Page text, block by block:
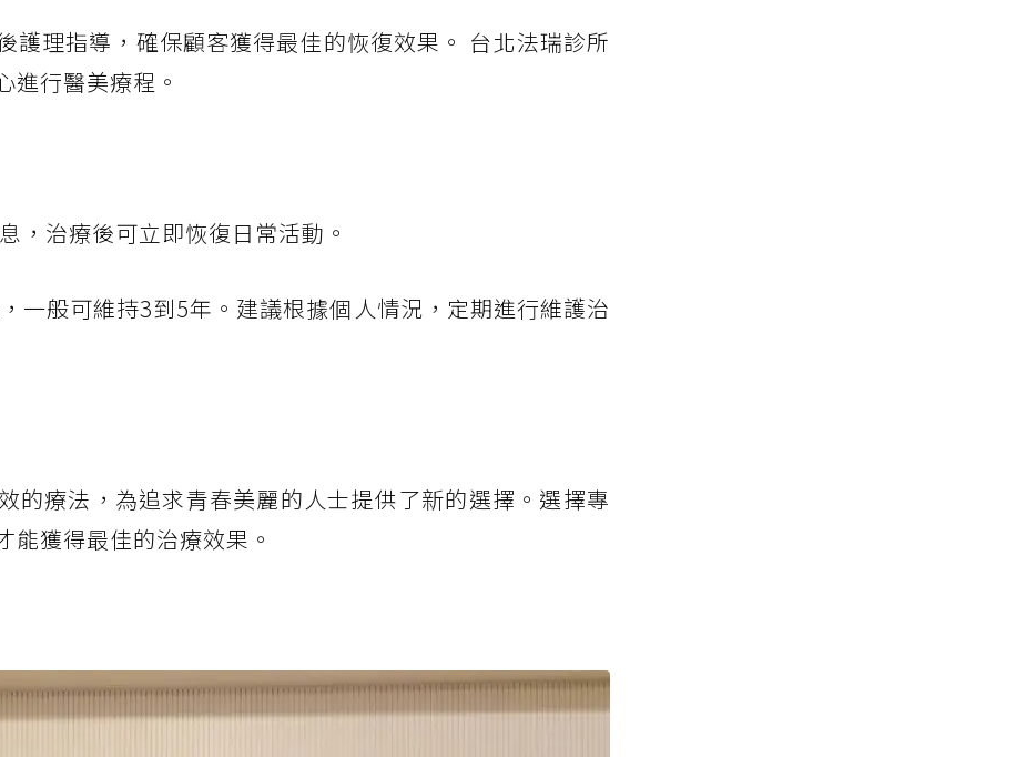
護理指導，確保顧客獲得最佳的恢復效果。 台北法瑞診所
進行醫美療程。
，治療後可立即恢復日常活動。
一般可維持3到5年。建議根據個人情況，定期進行維護治
的療法，為追求青春美麗的人士提供了新的選擇。選擇專
能獲得最佳的治療效果。